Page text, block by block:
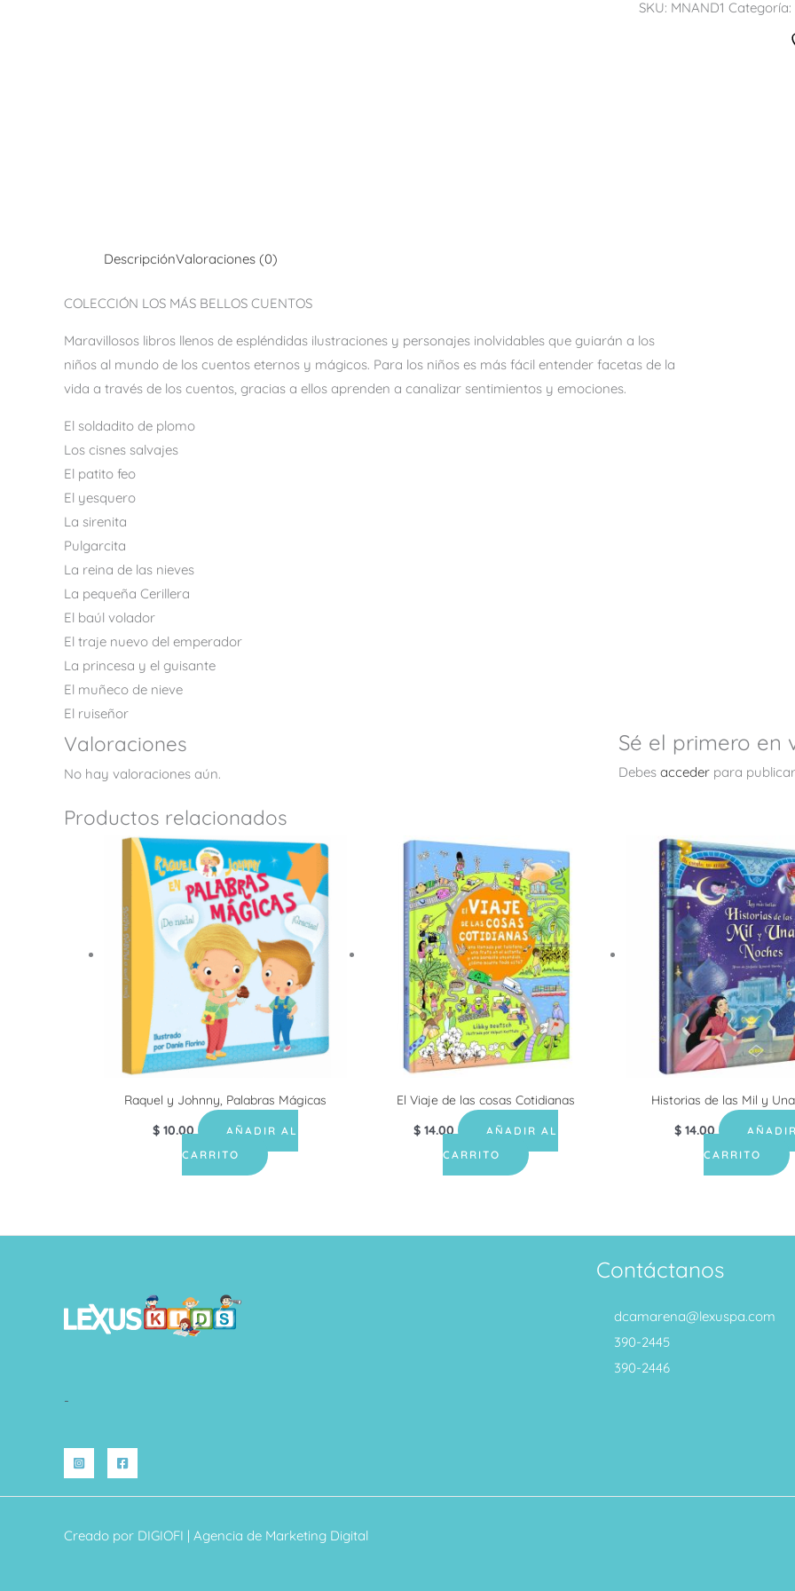
SKU: MNAND1 Categoría:
DescripciónValoraciones (0)
COLECCIÓN LOS MÁS BELLOS CUENTOS
Maravillosos libros llenos de espléndidas ilustraciones y personajes inolvidables que guiarán a los
niños al mundo de los cuentos eternos y mágicos. Para los niños es más fácil entender facetas de la
vida a través de los cuentos, gracias a ellos aprenden a canalizar sentimientos y emociones.
El soldadito de plomo
Los cisnes salvajes
El patito feo
El yesquero
La sirenita
Pulgarcita
La reina de las nieves
La pequeña Cerillera
El baúl volador
El traje nuevo del emperador
La princesa y el guisante
El muñeco de nieve
El ruiseñor
Valoraciones
No hay valoraciones aún.
Sé el primero en
Debes acceder para
Productos relacionados
Raquel y Johnny, Palabras Mágicas
$10.00
AÑADIR AL
CARRITO
El Viaje de las cosas Cotidianas
$ 14.00
AÑADIR AL
CARRITO
Historias de las Mil y
$14.00
CARRITO
-
Contáctanos
dcamarena@lexuspa.com
390-2445
390-2446
Creado por DIGIOFI | Agencia de Marketing Digital